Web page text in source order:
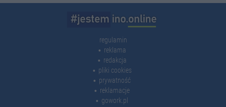
regulamin
reklama
redakcja
pliki cookies
prywatność
reklamacje
gowork.pl